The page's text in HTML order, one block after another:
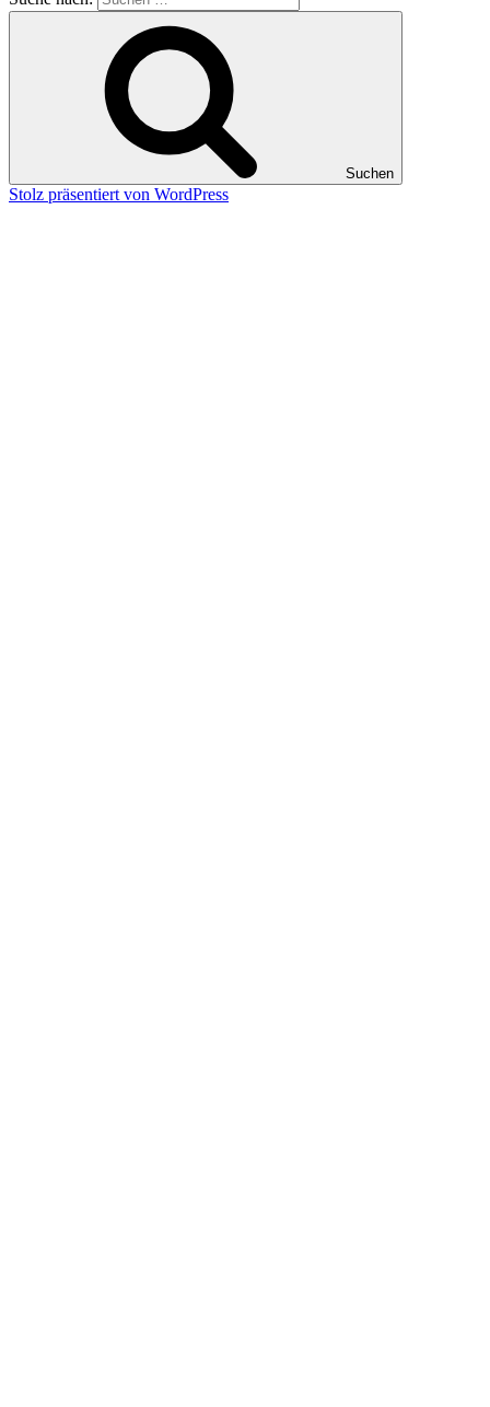
Suchen
Stolz präsentiert von WordPress